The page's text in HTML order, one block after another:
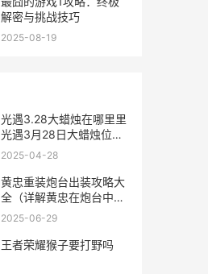
解密与挑战技巧
2025-08-19
光遇3.28大蜡烛在哪里里
光遇3月28日大蜡烛位置
策略 光遇3.16大蜡烛
2025-04-28
黄忠重装炮台出装攻略大
全（详解黄忠在炮台中的
最佳装备选择和使用技
2025-06-29
王者荣耀猴子要打野吗